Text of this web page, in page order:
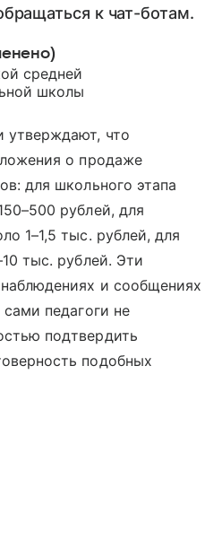
к чат-ботам.
средней
школы
утверждают, что
о продаже
для школьного этапа
рублей, для
1–1,5 тыс. рублей, для
тыс. рублей. Эти
и сообщениях
педагоги не
подтвердить
подобных